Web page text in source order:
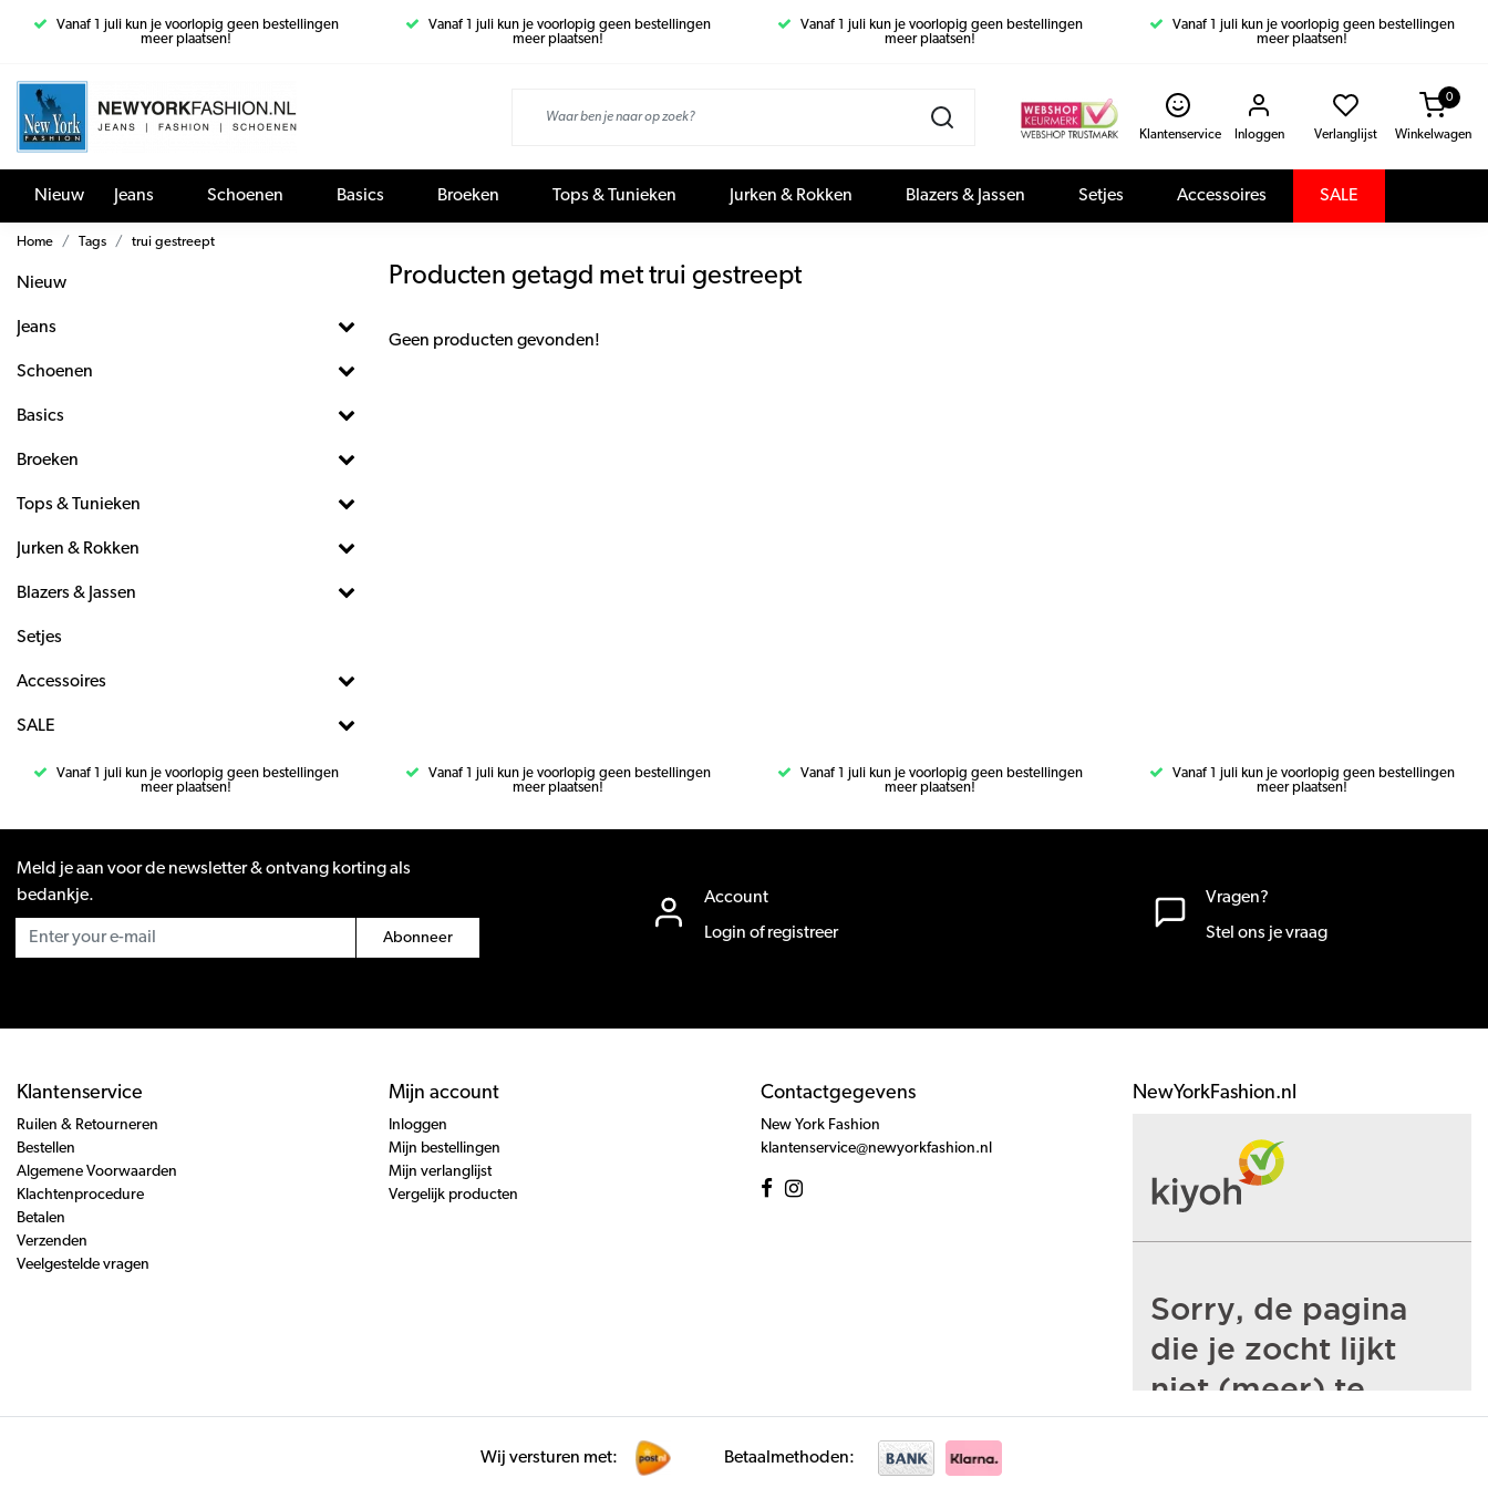
Vanaf 1 juli kun je voorlopig geen bestellingen
meer plaatsen!
Vanaf 1 juli kun je voorlopig geen bestellingen
meer plaatsen!
Vanaf 1 juli kun je voorlopig geen bestellingen
meer plaatsen!
Vanaf 1 juli kun je voorlopig geen bestellingen
meer plaatsen!
Klantenservice Inloggen Verlanglijst Winkelwagen
0
Nieuw Jeans Schoenen Basics Broeken Tops & Tunieken Jurken & Rokken Blazers & Jassen Setjes Accessoires SALE
Home Tags trui gestreept
Nieuw
Jeans
Schoenen
Basics
Broeken
Tops & Tunieken
Jurken & Rokken
Blazers & Jassen
Setjes
Accessoires
SALE
Producten getagd met trui gestreept
Geen producten gevonden!
Vanaf 1 juli kun je voorlopig geen bestellingen
meer plaatsen!
Vanaf 1 juli kun je voorlopig geen bestellingen
meer plaatsen!
Vanaf 1 juli kun je voorlopig geen bestellingen
meer plaatsen!
Vanaf 1 juli kun je voorlopig geen bestellingen
meer plaatsen!
Meld je aan voor de newsletter & ontvang korting als
bedankje.
Abonneer
Account
Login of registreer
Vragen?
Stel ons je vraag
Klantenservice
Ruilen & Retourneren
Bestellen
Algemene Voorwaarden
Klachtenprocedure
Betalen
Verzenden
Veelgestelde vragen
Mijn account
Inloggen
Mijn bestellingen
Mijn verlanglijst
Vergelijk producten
Contactgegevens
New York Fashion
klantenservice@newyorkfashion.nl
NewYorkFashion.nl
Wij versturen met: Betaalmethoden: